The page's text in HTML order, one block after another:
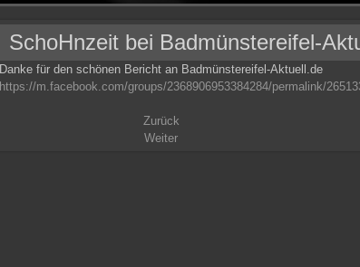
SchoHnzeit bei Badmünstereifel-
Danke für den schönen Bericht an Badmünstereifel-Aktuell.de
https://m.facebook.com/groups/2368906953384284/permalink/
Zurück
Weiter